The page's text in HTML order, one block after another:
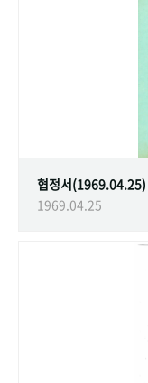
협정서(1969.04.25)
1969.04.25